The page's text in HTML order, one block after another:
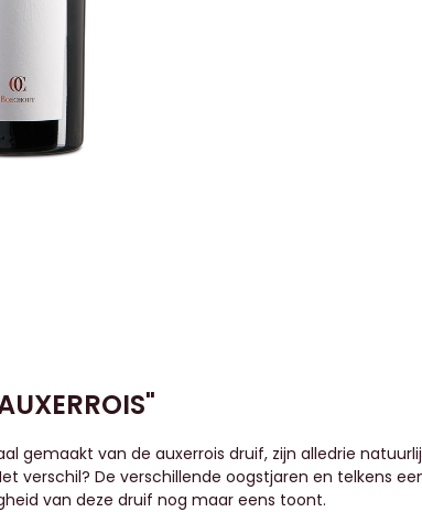
gemaakt van de auxerrois druif, zijn alledrie
verschil? De verschillende oogstjaren en telkens
van deze druif nog maar eens toont.